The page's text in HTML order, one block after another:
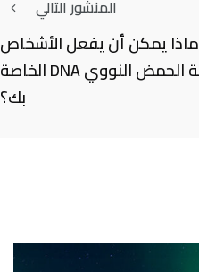
المنشور التالي
ماذا يمكن أن يفعل الأشخاص
بسلسة الحمض النووي DNA الخاصة
بك؟